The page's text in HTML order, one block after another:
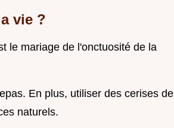
vie ?
le mariage de l'onctuosité de la
En plus, utiliser des cerises de
naturels.